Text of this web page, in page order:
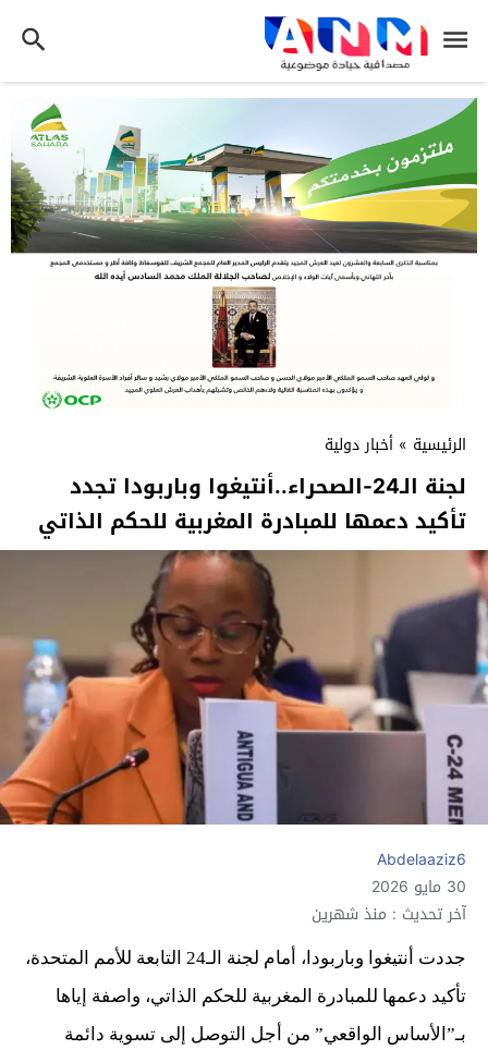
الرئيسية » أخبار دولية
لجنة الـ24-الصحراء..أنتيغوا وباربودا تجدد
تأكيد دعمها للمبادرة المغربية للحكم الذاتي
Abdelaaziz6
30 مايو 2026
آخر تحديث : منذ شهرين
جددت أنتيغوا وباربودا، أمام لجنة الـ24 التابعة للأمم المتحدة،
تأكيد دعمها للمبادرة المغربية للحكم الذاتي، واصفة إياها
بـ”الأساس الواقعي” من أجل التوصل إلى تسوية دائمة